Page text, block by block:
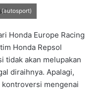
Honda Europe Racing
Honda Repsol
tidak akan melupakan
diraihnya. Apalagi,
mengenai